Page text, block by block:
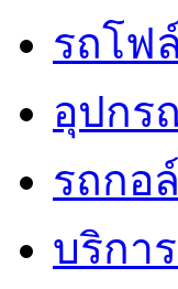
รถโฟ
อุปกร
รถกอ
บริกา